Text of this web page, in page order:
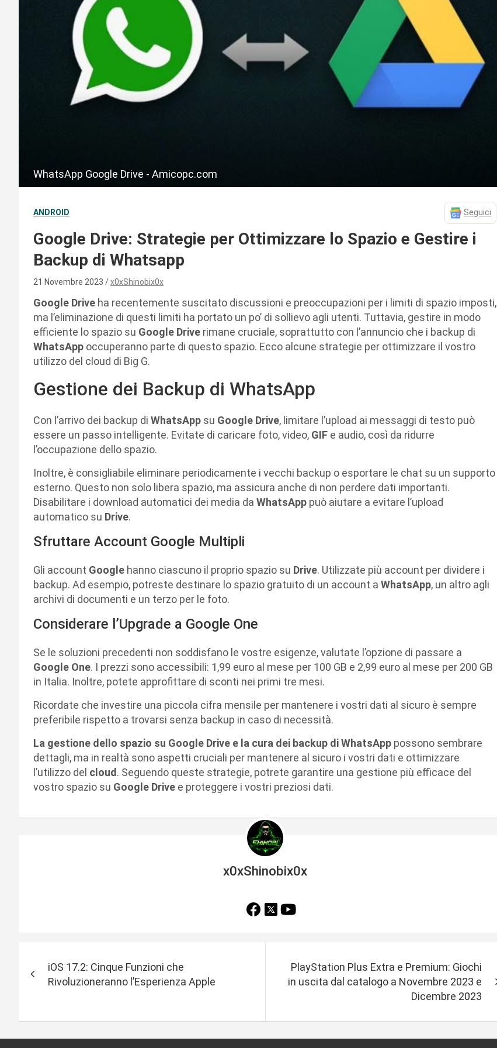
WhatsApp Google Drive - Amicopc.com
ANDROID Seguici
Google Drive: Strategie per Ottimizzare lo Spazio e Gestire i
Backup di Whatsapp
21 Novembre 2023 x0xShinobix0x
Google Drive ha recentemente suscitato discussioni e preoccupazioni per i limiti di spazio imposti,
ma l’eliminazione di questi limiti ha portato un po’ di sollievo agli utenti. Tuttavia, gestire in modo
efficiente lo spazio su Google Drive rimane cruciale, soprattutto con l’annuncio che i backup di
WhatsApp occuperanno parte di questo spazio. Ecco alcune strategie per ottimizzare il vostro
utilizzo del cloud di Big G.
Gestione dei Backup di WhatsApp
Con l’arrivo dei backup di WhatsApp su Google Drive, limitare l’upload ai messaggi di testo può
essere un passo intelligente. Evitate di caricare foto, video, GIF e audio, così da ridurre
l’occupazione dello spazio.
Inoltre, è consigliabile eliminare periodicamente i vecchi backup o esportare le chat su un supporto
esterno. Questo non solo libera spazio, ma assicura anche di non perdere dati importanti.
Disabilitare i download automatici dei media da WhatsApp può aiutare a evitare l’upload
automatico su Drive.
Sfruttare Account Google Multipli
Gli account Google hanno ciascuno il proprio spazio su Drive. Utilizzate più account per dividere i
backup. Ad esempio, potreste destinare lo spazio gratuito di un account a WhatsApp, un altro agli
archivi di documenti e un terzo per le foto.
Considerare l’Upgrade a Google One
Se le soluzioni precedenti non soddisfano le vostre esigenze, valutate l’opzione di passare a
Google One. I prezzi sono accessibili: 1,99 euro al mese per 100 GB e 2,99 euro al mese per 200 GB
in Italia. Inoltre, potete approfittare di sconti nei primi tre mesi.
Ricordate che investire una piccola cifra mensile per mantenere i vostri dati al sicuro è sempre
preferibile rispetto a trovarsi senza backup in caso di necessità.
La gestione dello spazio su Google Drive e la cura dei backup di WhatsApp possono sembrare
dettagli, ma in realtà sono aspetti cruciali per mantenere al sicuro i vostri dati e ottimizzare
l’utilizzo del cloud . Seguendo queste strategie, potrete garantire una gestione più efficace del
vostro spazio su Google Drive e proteggere i vostri preziosi dati.
x0xShinobix0x
i
iOS 17.2: Cinque Funzioni che
Rivoluzioneranno l’Esperienza Apple
PlayStation Plus Extra e Premium: Giochi
in uscita dal catalogo a Novembre 2023 e
Dicembre 2023